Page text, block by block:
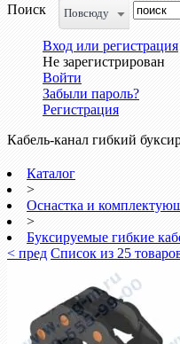
Поиск
Повсюду
Вход или регистрация
Не зарегистрирован
Войти
Забыли пароль?
Регистрация
Кабель-канал гибкий
Каталог
>
Оснастка и
>
Буксируемые гибкие
< пред Список из 25